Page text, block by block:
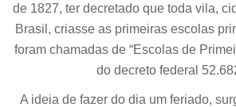
de 1827, ter decretado que toda vila,
Brasil, criasse as primeiras escolas
foram chamadas de “Escolas de
do decreto federal
A ideia de fazer do dia um feriado,